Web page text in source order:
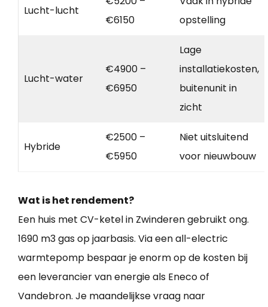
Lucht-lucht
€6150
opstelling
Lucht-water
€4900 –
€6950
Lage
installatiekosten,
buitenunit in
zicht
Hybride
€2500 –
€5950
Niet uitsluitend
voor nieuwbouw
Wat is het rendement?
Een huis met CV-ketel in Zwinderen gebruikt ong.
1690 m3 gas op jaarbasis. Via een all-electric
warmtepomp bespaar je enorm op de kosten bij
een leverancier van energie als Eneco of
Vandebron. Je maandelijkse vraag naar